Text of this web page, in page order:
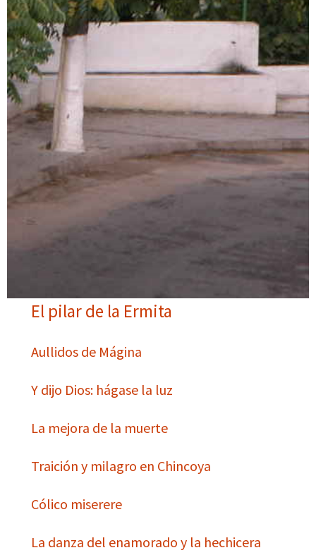
El pilar de la Ermita
Aullidos de Mágina
Y dijo Dios: hágase la luz
La mejora de la muerte
Traición y milagro en Chincoya
Cólico miserere
La danza del enamorado y la hechicera